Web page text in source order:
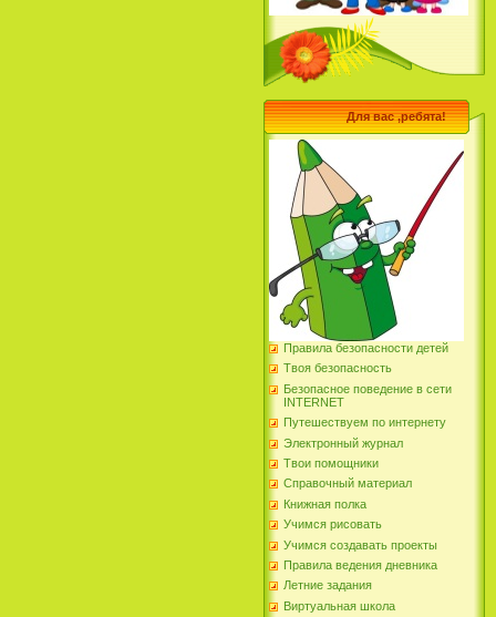
Для вас ,ребята!
Правила безопасности детей
Твоя безопасность
Безопасное поведение в сети
INTERNET
Путешествуем по интернету
Электронный журнал
Твои помощники
Справочный материал
Книжная полка
Учимся рисовать
Учимся создавать проекты
Правила ведения дневника
Летние задания
Виртуальная школа